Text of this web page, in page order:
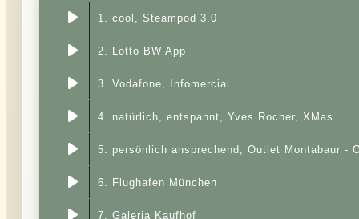
1. cool, Steampod 3.0
2. Lotto BW App
3. Vodafone, Infomercial
4. natürlich, entspannt, Yves Rocher, XMas
5. persönlich ansprechend, Outlet Montabaur -
6. Flughafen München
7. Galeria Kaufhof